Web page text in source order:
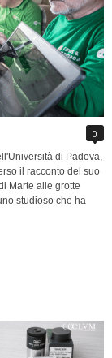
0
di Padova,
il racconto del suo
Marte alle grotte
studioso che ha